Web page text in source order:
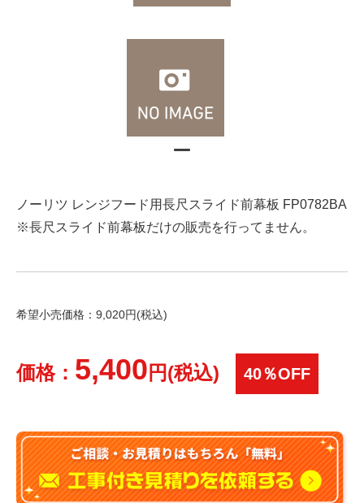
ノーリツ レンジフード用長尺スライド前幕板 FP0782BA
※長尺スライド前幕板だけの販売を行ってません。
希望小売価格：9,020円(税込)
価格： 5,400 円(税込) 40％OFF